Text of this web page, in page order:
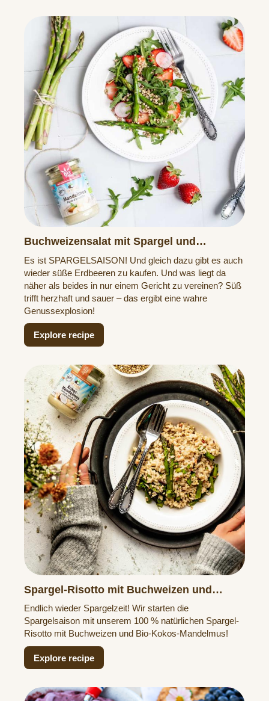
Buchweizensalat mit Spargel und
Es ist SPARGELSAISON! Und gleich dazu gibt es auch
wieder süße Erdbeeren zu kaufen. Und was liegt da
näher als beides in nur einem Gericht zu vereinen? Süß
trifft herzhaft und sauer – das ergibt eine wahre
Genussexplosion!
Explore recipe
Spargel-Risotto mit Buchweizen und
Endlich wieder Spargelzeit! Wir starten die
Spargelsaison mit unserem 100 % natürlichen Spargel-
Risotto mit Buchweizen und Bio-Kokos-Mandelmus!
Explore recipe